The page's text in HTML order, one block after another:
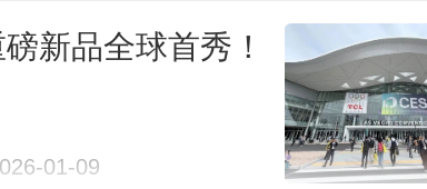
技术力成为出海核心筹码
新品全球首秀！
01-09